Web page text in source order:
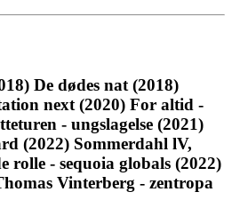
De dødes nat (2018)
next (2020) For altid -
- ungslagelse (2021)
(2022) Sommerdahl lV,
rolle - sequoia globals (2022)
Vinterberg - zentropa